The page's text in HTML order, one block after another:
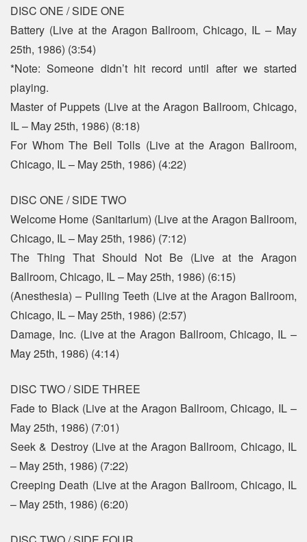
DISC ONE / SIDE ONE
Battery (Live at the Aragon Ballroom, Chicago, IL – May
25th, 1986) (3:54)
*Note: Someone didn’t hit record until after we started
playing.
Master of Puppets (Live at the Aragon Ballroom, Chicago,
IL – May 25th, 1986) (8:18)
For Whom The Bell Tolls (Live at the Aragon Ballroom,
Chicago, IL – May 25th, 1986) (4:22)
DISC ONE / SIDE TWO
Welcome Home (Sanitarium) (Live at the Aragon Ballroom,
Chicago, IL – May 25th, 1986) (7:12)
The Thing That Should Not Be (Live at the Aragon
Ballroom, Chicago, IL – May 25th, 1986) (6:15)
(Anesthesia) – Pulling Teeth (Live at the Aragon Ballroom,
Chicago, IL – May 25th, 1986) (2:57)
Damage, Inc. (Live at the Aragon Ballroom, Chicago, IL –
May 25th, 1986) (4:14)
DISC TWO / SIDE THREE
Fade to Black (Live at the Aragon Ballroom, Chicago, IL –
May 25th, 1986) (7:01)
Seek & Destroy (Live at the Aragon Ballroom, Chicago, IL
– May 25th, 1986) (7:22)
Creeping Death (Live at the Aragon Ballroom, Chicago, IL
– May 25th, 1986) (6:20)